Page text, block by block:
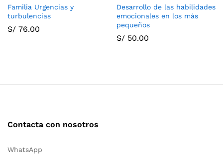
Familia Urgencias y
turbulencias
S/ 76.00
Desarrollo de las habilidades
emocionales en los más
pequeños
S/ 50.00
Contacta con nosotros
WhatsApp